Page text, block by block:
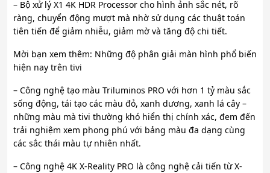
– Bộ xử lý X1 4K HDR Processor cho hình ảnh sắc nét, rõ
ràng, chuyển động mượt mà nhờ sử dụng các thuật toán
tiên tiến để giảm nhiễu, giảm mờ và tăng độ chi tiết.
Mời bạn xem thêm: Những độ phân giải màn hình phổ biến
hiện nay trên tivi
– Công nghệ tạo màu Triluminos PRO với hơn 1 tỷ màu sắc
sống động, tái tạo các màu đỏ, xanh dương, xanh lá cây –
những màu mà tivi thường khó hiển thị chính xác, đem đến
trải nghiệm xem phong phú với bảng màu đa dạng cùng
các sắc thái màu tự nhiên nhất.
– Công nghệ 4K X-Reality PRO là công nghệ cải tiến từ X-